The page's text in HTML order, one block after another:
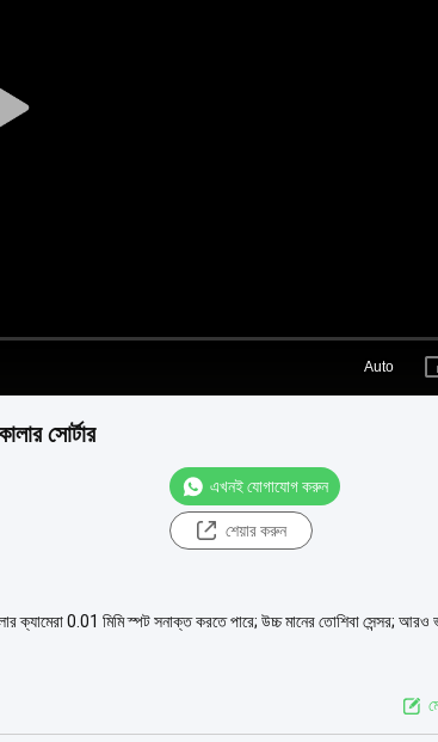
Play
Auto
সোর্টার
এখনই যোগাযোগ করুন
শেয়ার করুন
ক্যামেরা 0.01 মিমি স্পট সনাক্ত করতে পারে; উচ্চ মানের তোশিবা সেন্সর; আরও